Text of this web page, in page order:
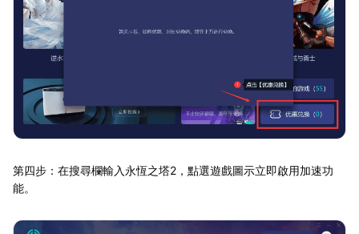
第四步：在搜尋欄輸入永恆之塔2，點選遊戲圖示立即啟用加速功
能。